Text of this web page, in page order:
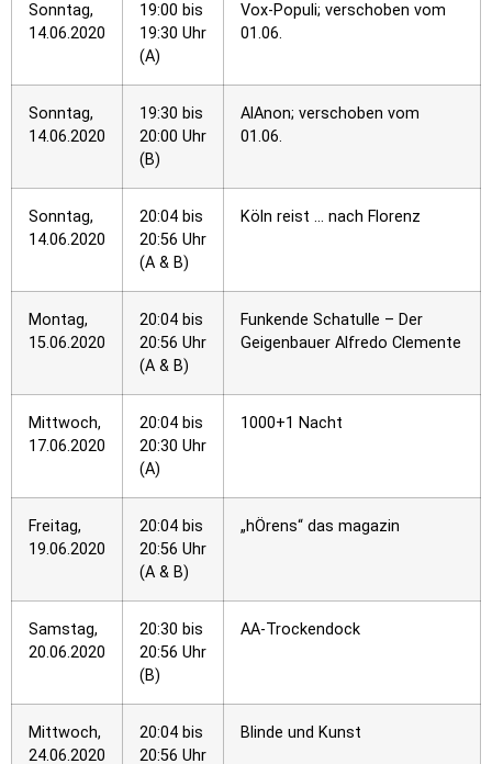
Sonntag,
14.06.2020
19:00 bis
19:30 Uhr
(A)
Vox-Populi; verschoben vom
01.06.
Sonntag,
14.06.2020
19:30 bis
20:00 Uhr
(B)
AlAnon; verschoben vom
01.06.
Sonntag,
14.06.2020
20:04 bis
20:56 Uhr
(A & B)
Köln reist … nach Florenz
Montag,
15.06.2020
20:04 bis
20:56 Uhr
(A & B)
Funkende Schatulle – Der
Geigenbauer Alfredo Clemente
Mittwoch,
17.06.2020
20:04 bis
20:30 Uhr
(A)
1000+1 Nacht
Freitag,
19.06.2020
20:04 bis
20:56 Uhr
(A & B)
„hÖrens“ das magazin
Samstag,
20.06.2020
20:30 bis
20:56 Uhr
(B)
AA-Trockendock
Mittwoch,
24.06.2020
20:04 bis
20:56 Uhr
Blinde und Kunst